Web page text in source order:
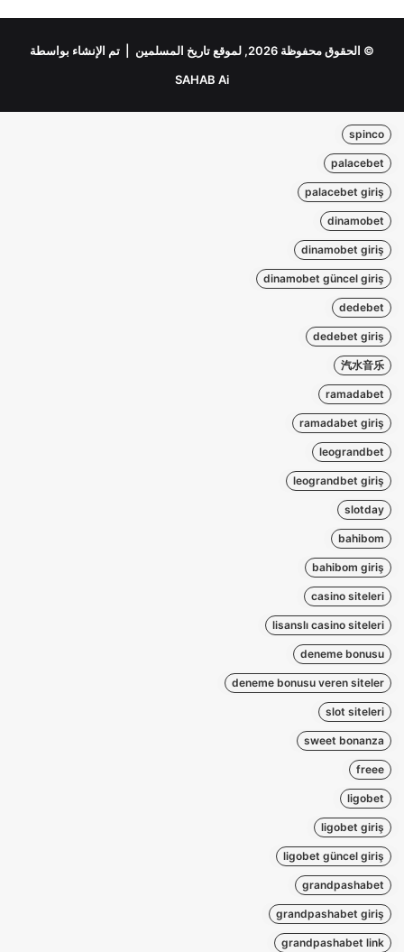
© الحقوق محفوظة 2026, لموقع تاريخ المسلمين | تم الإنشاء بواسطة
SAHAB Ai
spinco
palacebet
palacebet giriş
dinamobet
dinamobet giriş
dinamobet güncel giriş
dedebet
dedebet giriş
汽水音乐
ramadabet
ramadabet giriş
leograndbet
leograndbet giriş
slotday
bahibom
bahibom giriş
casino siteleri
lisanslı casino siteleri
deneme bonusu
deneme bonusu veren siteler
slot siteleri
sweet bonanza
freee
ligobet
ligobet giriş
ligobet güncel giriş
grandpashabet
grandpashabet giriş
grandpashabet link